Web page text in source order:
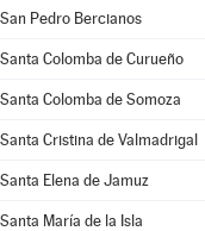
San Pedro Bercianos
Santa Colomba de Curueño
Santa Colomba de Somoza
Santa Cristina de Valmadrigal
Santa Elena de Jamuz
Santa María de la Isla